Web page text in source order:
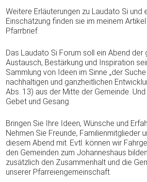
Weitere Erläuterungen zu Laudato Si und
Einschätzung finden sie im meinem
Pfarrbrief.
Das Laudato Si Forum soll ein Abend der
Austausch, Bestärkung und Inspiration
Sammlung von Ideen im Sinne „der
nachhaltigen und ganzheitlichen
Abs. 13) aus der Mitte der Gemeinde.
Gebet und Gesang.
Bringen Sie Ihre Ideen, Wünsche und
Nehmen Sie Freunde, Familienmitglieder
diesem Abend mit. Evtl. können wir
den Gemeinden zum Johanneshaus
zusätzlich den Zusammenhalt und die
unserer Pfarreiengemeinschaft.